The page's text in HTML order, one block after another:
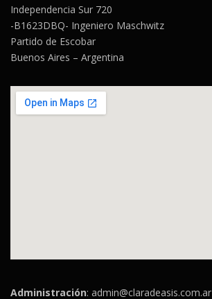
Independencia Sur 720
-B1623DBQ- Ingeniero Maschwitz
Partido de Escobar
Buenos Aires – Argentina
Administración: admin@claradeasis.com.ar